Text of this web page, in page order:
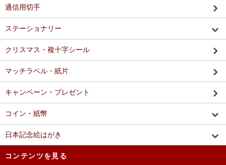
通信用切手
ステーショナリー
クリスマス・複十字シール
マッチラベル・紙片
キャンペーン・プレゼント
コイン・紙幣
日本記念絵はがき
コンテンツを見る